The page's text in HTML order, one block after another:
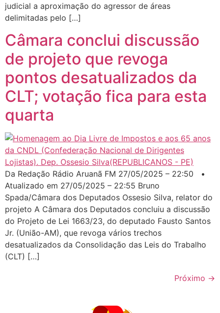
judicial a aproximação do agressor de áreas
delimitadas pelo […]
Câmara conclui discussão
de projeto que revoga
pontos desatualizados da
CLT; votação fica para esta
quarta
Da Redação Rádio Aruanã FM 27/05/2025 – 22:50 •
Atualizado em 27/05/2025 – 22:55 Bruno
Spada/Câmara dos Deputados Ossesio Silva, relator do
projeto A Câmara dos Deputados concluiu a discussão
do Projeto de Lei 1663/23, do deputado Fausto Santos
Jr. (União-AM), que revoga vários trechos
desatualizados da Consolidação das Leis do Trabalho
(CLT) […]
Próximo →